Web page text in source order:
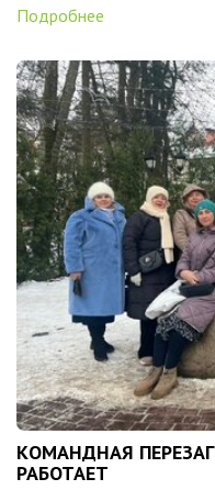
Подробнее
КОМАНДНАЯ
РАБОТАЕТ